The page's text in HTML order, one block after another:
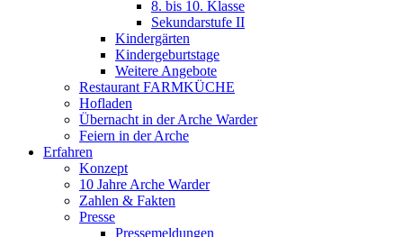
8. bis 10. Klasse
Sekundarstufe II
Kindergärten
Kindergeburtstage
Weitere Angebote
Restaurant FARMKÜCHE
Hofladen
Übernacht in der Arche Warder
Feiern in der Arche
Erfahren
Konzept
10 Jahre Arche Warder
Zahlen & Fakten
Presse
Pressemeldungen